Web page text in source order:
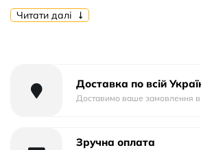
Форм-фактор: Накладка
Тип матеріалу: Пластик+Силікон
Читати далі
Доставка по всій
Доставимо ваше замовлення в
Зручна оплата